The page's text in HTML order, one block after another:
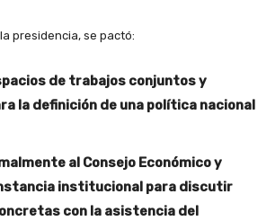
presidencia, se pactó:
de trabajos conjuntos y
la definición de una política nacional
al Consejo Económico y
institucional para discutir
con la asistencia del